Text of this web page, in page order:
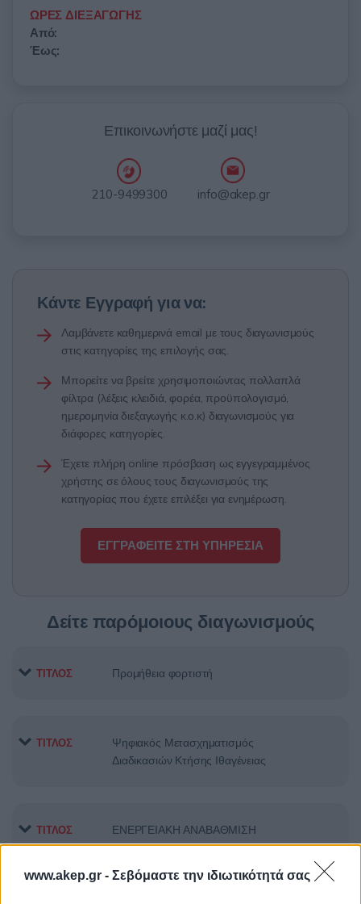
www.akep.gr - Σεβόμαστε την ιδιωτικότητά σας
ΩΡΕΣ ΔΙΕΞΑΓΩΓΗΣ
Από:
Έως:
Επικοινωνήστε μαζί μας!
210-9499300 info@akep.gr
Κάντε Εγγραφή για να:
Λαμβάνετε καθημερινά email με τους διαγωνισμούς
στις κατηγορίες της επιλογής σας.
Μπορείτε να βρείτε χρησιμοποιώντας πολλαπλά
φίλτρα (λέξεις κλειδιά, φορέα, προϋπολογισμό,
ημερομηνία διεξαγωγής κ.ο.κ) διαγωνισμούς για
διάφορες κατηγορίες.
Έχετε πλήρη online πρόσβαση ως εγγεγραμμένος
χρήστης σε όλους τους διαγωνισμούς της
κατηγορίας που έχετε επιλέξει για ενημέρωση.
ΕΓΓΡΑΦΕΙΤΕ ΣΤΗ ΥΠΗΡΕΣΙΑ
Δείτε παρόμοιους διαγωνισμούς
ΤΙΤΛΟΣ Προμήθεια φορτιστή
ΤΙΤΛΟΣ
Ψηφιακός Μετασχηματισμός
Διαδικασιών Κτήσης Ιθαγένειας
ΤΙΤΛΟΣ
ΕΝΕΡΓΕΙΑΚΗ ΑΝΑΒΑΘΜΙΣΗ
ΕΝΝΕΑ (9) ΣΧΟΛΙΚΩΝ
ΑΘΗΝΑΙΩΝ ΣΤΙΣ 7 Δ.Κ.